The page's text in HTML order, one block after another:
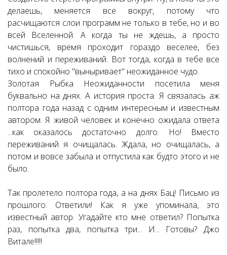
делаешь, меняется все вокруг, потому что
расчищаются слои программ не только в тебе, но и во
всей Вселенной. А когда ты не ждешь, а просто
чистишься, время проходит гораздо веселее, без
волнений и переживаний. Вот тогда, когда в тебе все
тихо и спокойно "выныривает" неожиданное чудо.
Золотая Рыбка Неожиданности посетила меня
буквально на днях. А история проста. Я связалась аж
полтора года назад с одним интересным и известным
автором. Я живой человек и конечно ожидала ответа
...как оказалось достаточно долго. Но! Вместо
переживаний я очищалась. Ждала, но очищалась, а
потом и вовсе забыла и отпустила как будто этого и не
было.
Так пролетело полтора года, а на днях Бац! Письмо из
прошлого. Ответили! Как я уже упоминала, это
известный автор. Угадайте кто мне ответил? Попытка
раз, попытка два, попытка три... И... Готовы? Джо
Витале!!!!!